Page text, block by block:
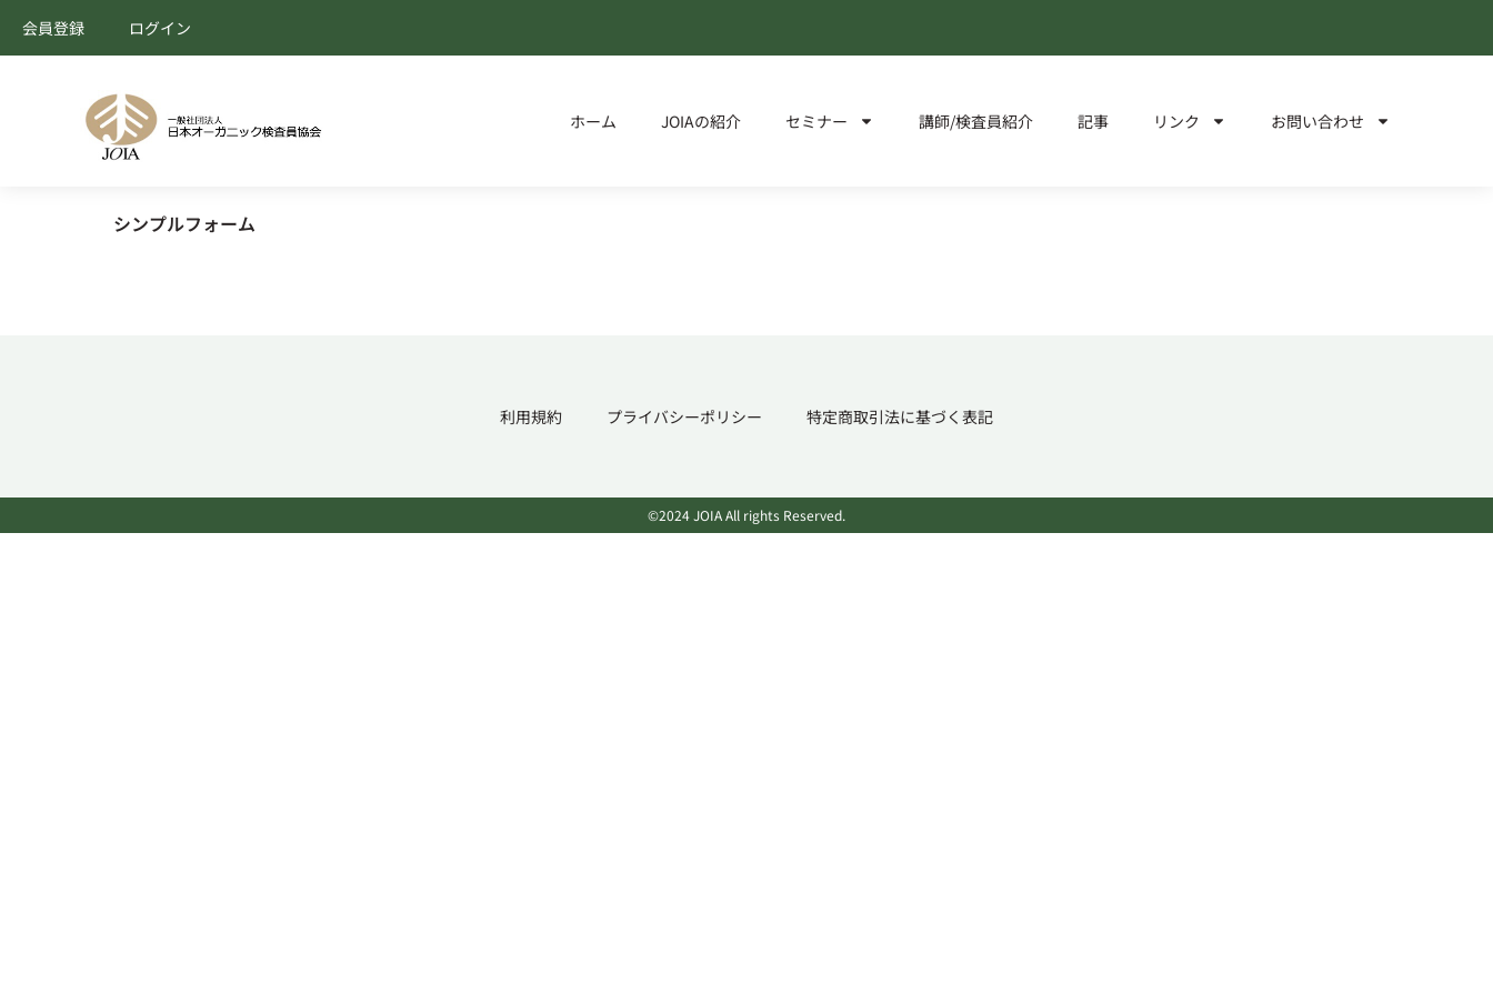
会員登録 ログイン
ホーム JOIAの紹介 セミナー 講師/検査員紹介 記事 リンク お問い合わせ
シンプルフォーム
利用規約 プライバシーポリシー 特定商取引法に基づく表記
©2024 JOIA All rights Reserved.